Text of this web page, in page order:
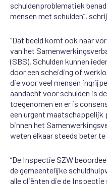
schuldenproblematiek
mensen met schulden”,
“Dat beeld komt ook naar
van het
(SBS). Schulden kunnen
door een scheiding of
die voor veel mensen
aandacht voor schulden is
toegenomen en er is
een urgent maatschappelijk
binnen het
weten elkaar steeds beter te
“De Inspectie SZW
de gemeentelijke
alle cliënten die de